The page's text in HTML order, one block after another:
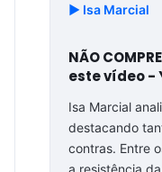
▶️ Isa Marcial
NÃO
este vídeo -
Isa Marcial
destacando
contras. Entre
a resistência